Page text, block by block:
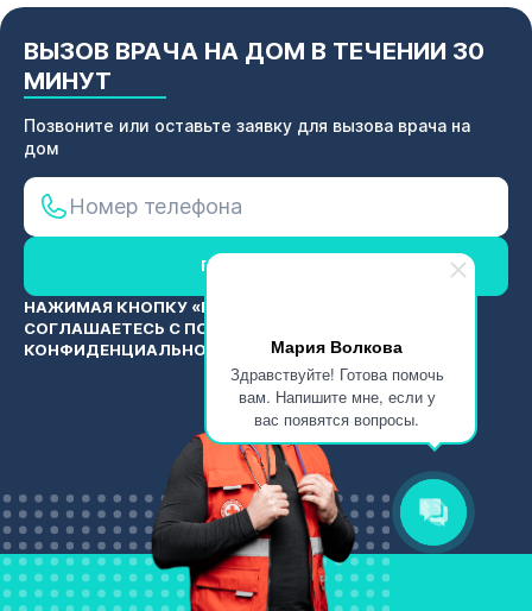
Мария Волкова
Здравствуйте! Готова помочь
вам. Напишите мне, если у
вас появятся вопросы.
ВЫЗОВ ВРАЧА НА ДОМ В ТЕЧЕНИИ 30
МИНУТ
Позвоните или оставьте заявку для вызова врача на
дом
ВЫЗВАТЬ ВРАЧА
НАЖИМАЯ КНОПКУ «ВЫЗВАТЬ ВРАЧА», ВЫ
СОГЛАШАЕТЕСЬ С ПОЛИТИКОЙ
КОНФИДЕНЦИАЛЬНОСТИ